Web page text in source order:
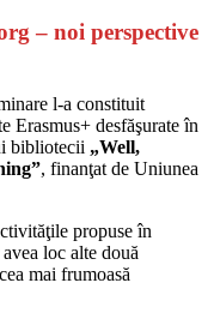
– noi perspective
l-a constituit
Erasmus+ desfăşurate în
bibliotecii „Well,
”, finanţat de Uniunea
propuse în
loc alte două
mai frumoasă